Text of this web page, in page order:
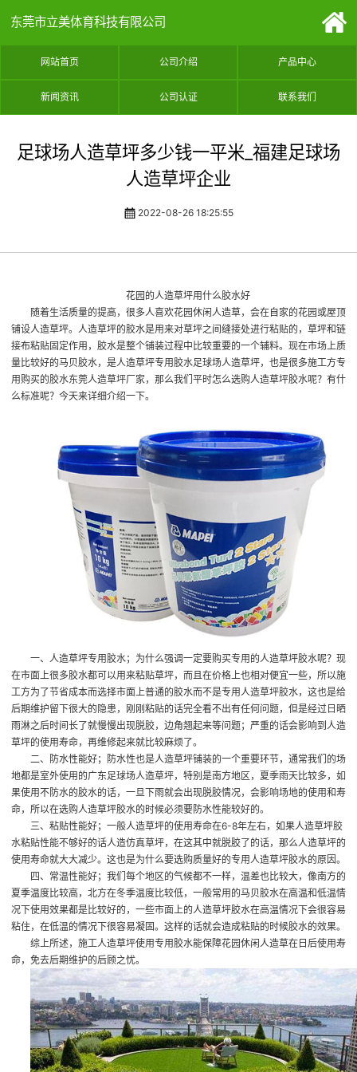
东莞市立美体育科技有限公司
网站首页 公司介绍 产品中心
新闻资讯 公司认证 联系我们
足球场人造草坪多少钱一平米_福建足球场
人造草坪企业
2022-08-26 18:25:55
花园的人造草坪用什么胶水好
随着生活质量的提高，很多人喜欢花园休闲人造草，会在自家的花园或屋顶
铺设人造草坪。人造草坪的胶水是用来对草坪之间缝接处进行粘贴的，草坪和链
接布粘贴固定作用，胶水是整个铺装过程中比较重要的一个辅料。现在市场上质
量比较好的马贝胶水，是人造草坪专用胶水足球场人造草坪，也是很多施工方专
用购买的胶水东莞人造草坪厂家 ，那么我们平时怎么选购人造草坪胶水呢？有什
么标准呢？今天来详细介绍一下。
一、人造草坪专用胶水；为什么强调一定要购买专用的人造草坪胶水呢？现
在市面上很多胶水都可以用来粘贴草坪，而且在价格上也相对便宜一些，所以施
工方为了节省成本而选择市面上普通的胶水而不是专用人造草坪胶水，这也是给
后期维护留下很大的隐患，刚刚粘贴的话完全看不出有任何问题，但是经过日晒
雨淋之后时间长了就慢慢出现脱胶，边角翘起来等问题；严重的话会影响到人造
草坪的使用寿命，再维修起来就比较麻烦了。
二、防水性能好；防水性也是人造草坪铺装的一个重要环节，通常我们的场
地都是室外使用的广东足球场人造草坪，特别是南方地区，夏季雨天比较多，如
果使用不防水的胶水的话，一旦下雨就会出现脱胶情况，会影响场地的使用和寿
命，所以在选购人造草坪胶水的时候必须要防水性能较好的。
三、粘贴性能好；一般人造草坪的使用寿命在6-8年左右，如果人造草坪胶
水粘贴性能不够好的话人造仿真草坪，在这其中就脱胶了的话，那么人造草坪的
使用寿命就大大减少。这也是为什么要选购质量好的专用人造草坪胶水的原因。
四、常温性能好；我们每个地区的气候都不一样，温差也比较大，像南方的
夏季温度比较高，北方在冬季温度比较低，一般常用的马贝胶水在高温和低温情
况下使用效果都是比较好的，一些市面上的人造草坪胶水在高温情况下会很容易
粘住，在低温的情况下很容易凝固。这样的话就会造成粘贴的时候胶水的效果。
综上所述，施工人造草坪使用专用胶水能保障花园休闲人造草在日后使用寿
命，免去后期维护的后顾之忧。